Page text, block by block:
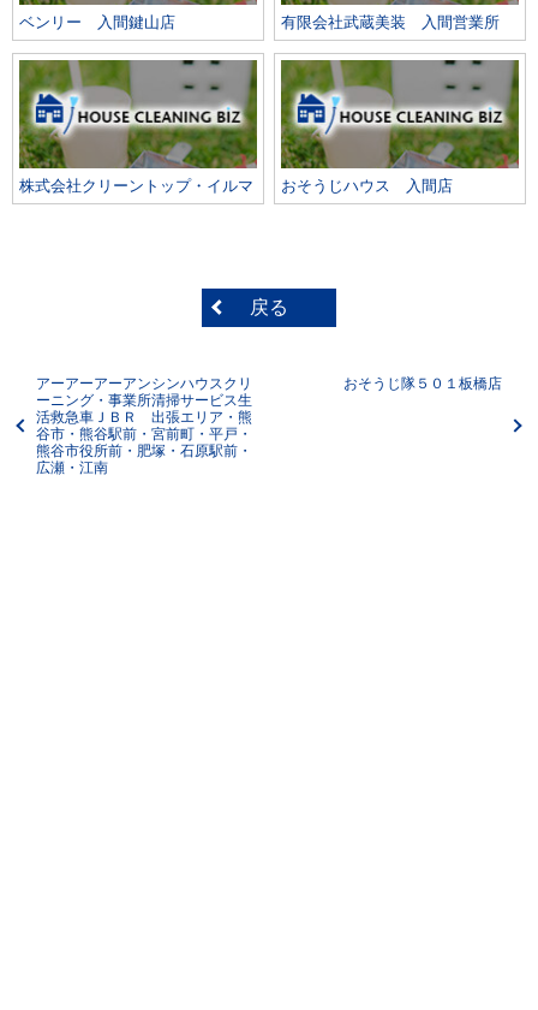
ベンリー 入間鍵山店 有限会社武蔵美装 入間営業所
株式会社クリーントップ・イルマ おそうじハウス 入間店
戻る
アーアーアーアンシンハウスクリ
ーニング・事業所清掃サービス生
活救急車ＪＢＲ 出張エリア・熊
谷市・熊谷駅前・宮前町・平戸・
熊谷市役所前・肥塚・石原駅前・
広瀬・江南
おそうじ隊５０１板橋店